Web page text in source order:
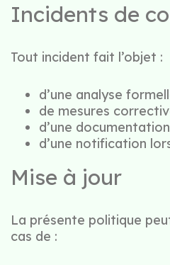
Incidents de
Tout incident fait l’objet :
d’une analyse
de mesures
d’une
d’une notification
Mise à jour
La présente politique
cas de :